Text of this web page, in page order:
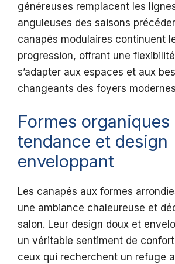
généreuses remplacent les
anguleuses des saisons
canapés modulaires continuent
progression, offrant une
s’adapter aux espaces et aux
changeants des foyers
Formes organiques
tendance et design
enveloppant
Les canapés aux formes
une ambiance chaleureuse et
salon. Leur design doux et
un véritable sentiment de
ceux qui recherchent un refuge